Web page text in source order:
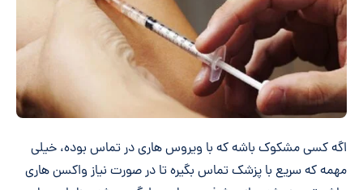
اگه کسی مشکوک باشه که با ویروس هاری در تماس بوده، خیلی
مهمه که سریع با پزشک تماس بگیره تا در صورت نیاز واکسن هاری